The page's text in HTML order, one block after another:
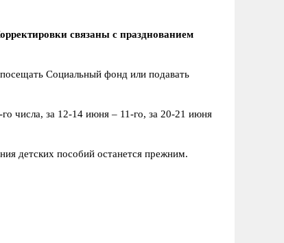
связаны с празднованием
Социальный фонд или подавать
числа, за 12-14 июня – 11-го, за 20-21 июня
детских пособий останется прежним.